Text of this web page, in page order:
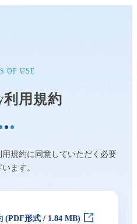
OF USE
利用規約
規約に同意していただく必要
ます。
(PDF形式 / 1.84 MB)